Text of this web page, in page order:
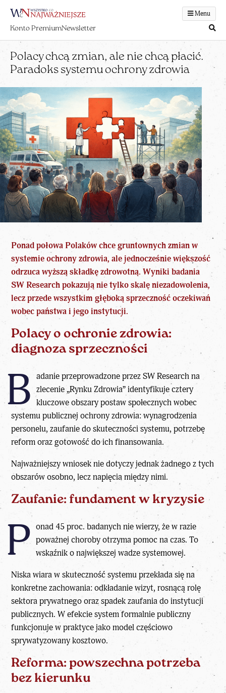
Menu
Konto PremiumNewsletter
Polacy chcą zmian, ale nie chcą płacić.
Paradoks systemu ochrony zdrowia
Ponad połowa Polaków chcegruntownych zmian w
systemie ochrony zdrowia, ale jednocześnie większość
odrzuca wyższą składkę zdrowotną. Wyniki badania
SW Research pokazują nie tylko skalę niezadowolenia,
lecz przede wszystkim głęboką sprzeczność oczekiwań
wobec państwa i jego instytucji.
Polacy o ochronie zdrowia:
diagnoza sprzeczności
B adanie przeprowadzone przez SW Research na
zlecenie „Rynku Zdrowia” identyfikuje cztery
kluczowe obszary postaw społecznych wobec
systemu publicznej ochrony zdrowia: wynagrodzenia
personelu, zaufanie do skuteczności systemu, potrzebę
reform oraz gotowość do ich finansowania.
Najważniejszy wniosek nie dotyczy jednak żadnego z tych
obszarów osobno, lecz napięcia między nimi.
Zaufanie: fundament w kryzysie
P onad 45 proc. badanychnie wierzy, że w razie
poważnej choroby otrzyma pomoc na czas. To
wskaźnik o największej wadze systemowej.
Niska wiara w skuteczność systemu przekłada się na
konkretne zachowania: odkładanie wizyt, rosnącą rolę
sektora prywatnego oraz spadek zaufania do instytucji
publicznych. W efekcie system formalnie publiczny
funkcjonuje w praktyce jako model częściowo
sprywatyzowany kosztowo.
Reforma: powszechna potrzeba
bez kierunku